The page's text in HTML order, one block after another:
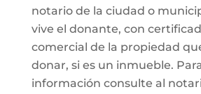
notario de la ciudad o
vive el donante, con
comercial de la propiedad
donar, si es un inmueble.
información consulte al